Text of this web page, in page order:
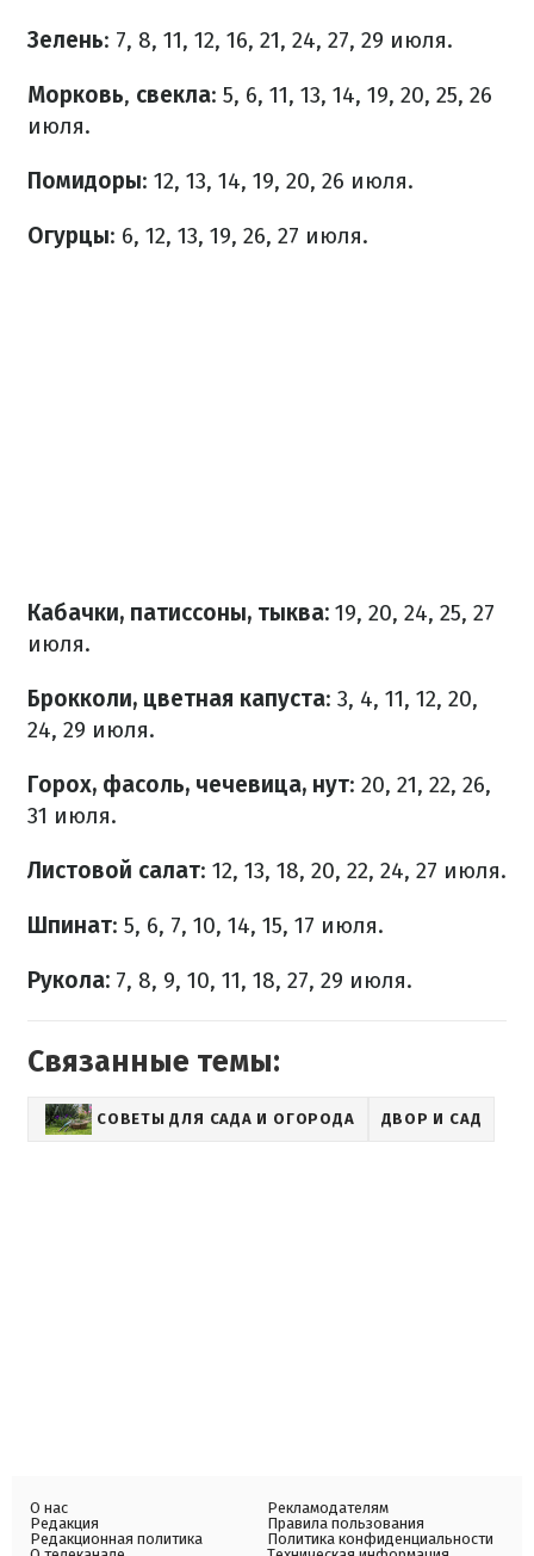
Зелень: 7, 8, 11, 12, 16, 21, 24, 27, 29 июля.
Морковь, свекла: 5, 6, 11, 13, 14, 19, 20, 25, 26
июля.
Помидоры: 12, 13, 14, 19, 20, 26 июля.
Огурцы: 6, 12, 13, 19, 26, 27 июля.
Кабачки, патиссоны, тыква: 19, 20, 24, 25, 27
июля.
Брокколи, цветная капуста: 3, 4, 11, 12, 20,
24, 29 июля.
Горох, фасоль, чечевица, нут: 20, 21, 22, 26,
31 июля.
Листовой салат: 12, 13, 18, 20, 22, 24, 27 июля.
Шпинат: 5, 6, 7, 10, 14, 15, 17 июля.
Рукола: 7, 8, 9, 10, 11, 18, 27, 29 июля.
Связанные темы:
СОВЕТЫ ДЛЯ САДА И ОГОРОДА ДВОР И САД
О нас
Редакция
Редакционная политика
Рекламодателям
Правила пользования
Политика конфиденциальности